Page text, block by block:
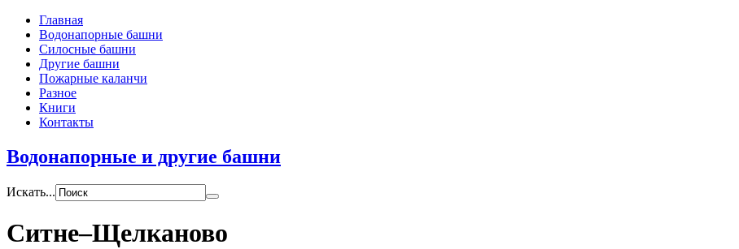
Главная
Водонапорные башни
Силосные башни
Другие башни
Пожарные каланчи
Разное
Книги
Контакты
Водонапорные и другие башни
Искать...
Ситне–Щелканово